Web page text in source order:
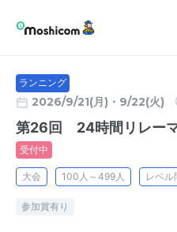
ランニング
2026/9/21(月)・9/22(火)
第26回 24時間リレー
受付中
大会 100人～499人 レベル
参加賞有り